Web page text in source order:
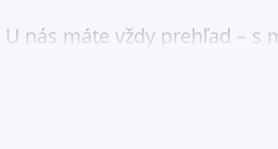
U nás máte vždy prehľad –